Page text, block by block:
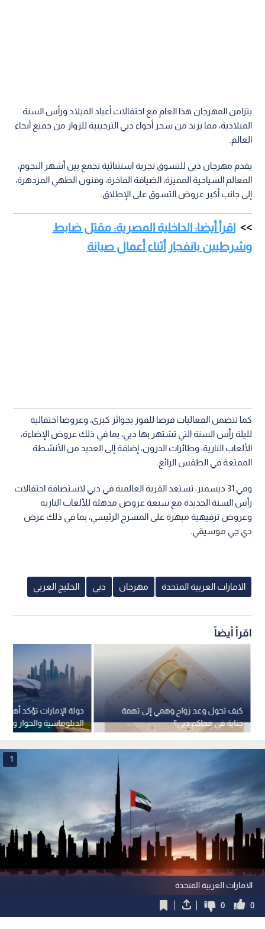
يتزامن المهرجان هذا العام مع احتفالات أعياد الميلاد ورأس السنة
الميلادية، مما يزيد من سحر أجواء دبي الترحيبية للزوار من جميع أنحاء
العالم.
يقدم مهرجان دبي للتسوق تجربة استثنائية تجمع بين أشهر النجوم،
المعالم السياحية المميزة، الضيافة الفاخرة، وفنون الطهي المزدهرة،
إلى جانب أكبر عروض التسوق على الإطلاق.
اقرأ أيضا: الداخلية المصرية: مقتل ضابط
وشرطيين بانفجار أثناء أعمال صيانة
كما تتضمن الفعاليات فرصا للفوز بجوائز كبرى، وعروضا احتفالية
لليلة رأس السنة التي تشتهر بها دبي، بما في ذلك عروض الإضاءة،
الألعاب النارية، وطائرات الدرون، إضافة إلى العديد من الأنشطة
الممتعة في الطقس الرائع.
وفي 31 ديسمبر، تستعد القرية العالمية في دبي لاستضافة احتفالات
رأس السنة الجديدة مع سبعة عروض مذهلة للألعاب النارية
وعروض ترفيهية مبهرة على المسرح الرئيسي، بما في ذلك عرض
دي جي موسيقي.
الامارات العربية المتحدة مهرجان دبي الخليج العربي
اقرأ أيضاً
دولة الإمارات تؤكد
الدبلوماسية والحوار
بالقانون الدولي
كيف تحول وعد زواج وهمي إلى تهمة
جناية في محاكم دبي؟
الامارات العربية المتحدة
1
0
0